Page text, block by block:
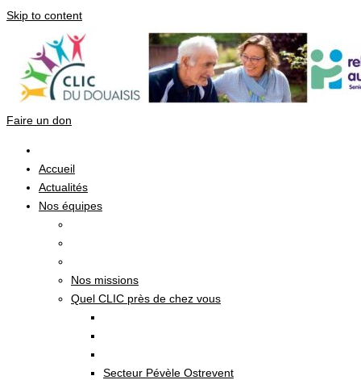
Skip to content
Faire un don
Accueil
Actualités
Nos équipes
Nos missions
Quel CLIC près de chez vous
Secteur Pévèle Ostrevent